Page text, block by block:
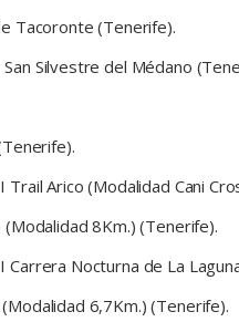
Tacoronte (Tenerife).
Silvestre del Médano
Arico (Modalidad Cani
8Km.) (Tenerife).
Nocturna de La
6,7Km.) (Tenerife).